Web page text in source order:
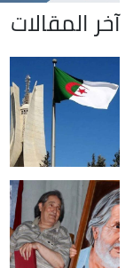
آخر المقالات